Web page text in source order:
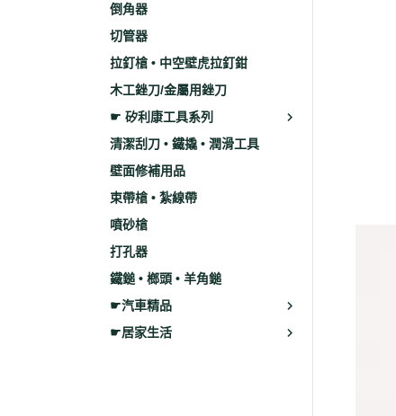
倒角器
切管器
拉釘槍 • 中空壁虎拉釘鉗
木工銼刀/金屬用銼刀
☛ 矽利康工具系列
清潔刮刀 • 鐵撬 • 潤滑工具
壁面修補用品
束帶槍 • 紮線帶
噴砂槍
打孔器
鐵鎚 • 榔頭 • 羊角鎚
☛汽車精品
☛居家生活